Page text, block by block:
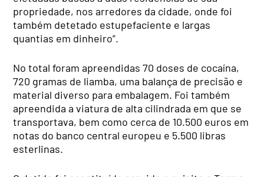
propriedade, nos arredores da cidade, onde foi
também detetado estupefaciente e largas
quantias em dinheiro”.
No total foram apreendidas 70 doses de cocaína,
720 gramas de liamba, uma balança de precisão e
material diverso para embalagem. Foi também
apreendida a viatura de alta cilindrada em que se
transportava, bem como cerca de 10.500 euros em
notas do banco central europeu e 5.500 libras
esterlinas.